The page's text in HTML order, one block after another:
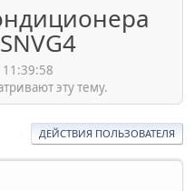
эту тему.
ДЕЙСТВИЯ ПОЛЬЗОВАТЕЛЯ